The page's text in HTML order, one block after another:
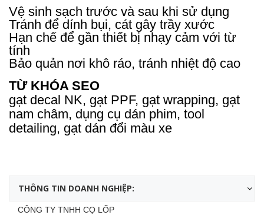
Vệ sinh sạch trước và sau khi sử dụng
Tránh để dính bụi, cát gây trầy xước
Hạn chế để gần thiết bị nhạy cảm với từ
tính
Bảo quản nơi khô ráo, tránh nhiệt độ cao
TỪ KHÓA SEO
gạt decal NK, gạt PPF, gạt wrapping, gạt
nam châm, dụng cụ dán phim, tool
detailing, gạt dán đổi màu xe
THÔNG TIN DOANH NGHIỆP:
CÔNG TY TNHH CỌ LỐP